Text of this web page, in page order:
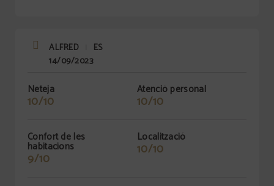
ALFRED
ES
14/09/2023
Neteja
10/10
Atenció personal
10/10
Confort de les
habitacions
9/10
Localització
10/10